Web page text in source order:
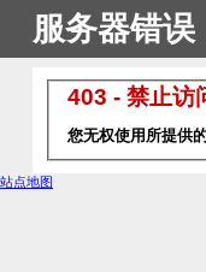
服务器错误
403 - 禁止
您无权使用所提
站点地图